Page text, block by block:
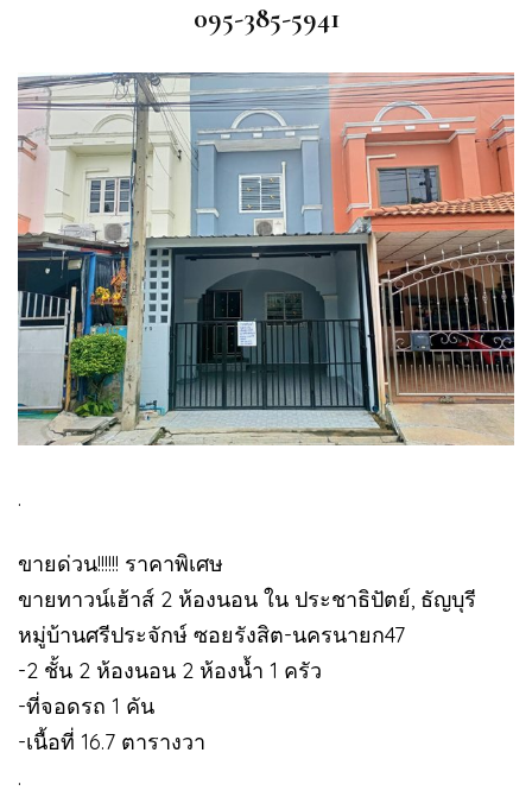
095-385-5941
.
ขายด่วน!!!!!! ราคาพิเศษ
ขายทาวน์เฮ้าส์ 2 ห้องนอน ใน ประชาธิปัตย์, ธัญบุรี
หมู่บ้านศรีประจักษ์ ซอยรังสิต-นครนายก47
-2 ชั้น 2 ห้องนอน 2 ห้องน้ำ 1 ครัว
-ที่จอดรถ 1 คัน
-เนื้อที่ 16.7 ตารางวา
.